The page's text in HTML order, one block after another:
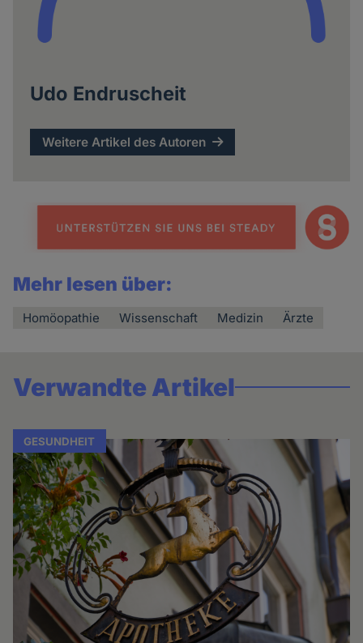
Udo Endruscheit
Weitere Artikel des Autoren
Mehr lesen über:
Homöopathie Wissenschaft Medizin Ärzte
Verwandte Artikel
GESUNDHEIT